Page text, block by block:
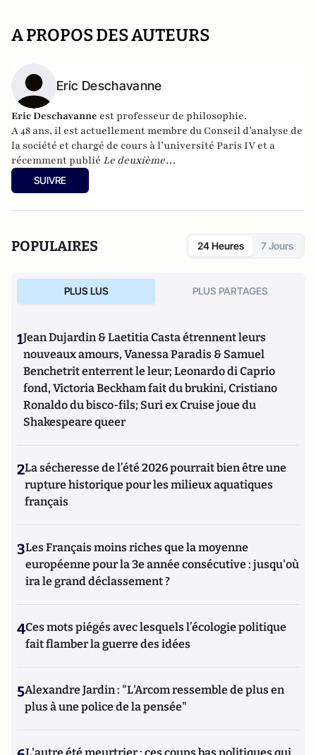
A PROPOS DES AUTEURS
Eric Deschavanne
Eric Deschavanne est professeur de philosophie.
A 48 ans, il est actuellement membre du Conseil d’analyse de
la société et chargé de cours à l’université Paris IV et a
récemment publié Le deuxième
humanisme – Introduction à la pensée de Luc Ferry
(Germina, 2010). Il est également l’auteur, avec Pierre-Henri
SUIVRE
POPULAIRES 24 Heures 7 Jours
PLUS LUS PLUS PARTAGES
1Jean Dujardin & Laetitia Casta étrennent leurs
nouveaux amours, Vanessa Paradis & Samuel
Benchetrit enterrent le leur; Leonardo di Caprio
fond, Victoria Beckham fait du brukini, Cristiano
Ronaldo du bisco-fils; Suri ex Cruise joue du
Shakespeare queer
2La sécheresse de l’été 2026 pourrait bien être une
rupture historique pour les milieux aquatiques
français
3Les Français moins riches que la moyenne
européenne pour la 3e année consécutive : jusqu'où
ira le grand déclassement ?
4Ces mots piégés avec lesquels l’écologie politique
fait flamber la guerre des idées
5Alexandre Jardin : "L'Arcom ressemble de plus en
plus à une police de la pensée"